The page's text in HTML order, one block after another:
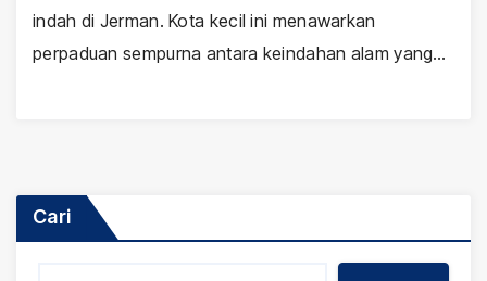
indah di Jerman. Kota kecil ini menawarkan
perpaduan sempurna antara keindahan alam yang…
Cari